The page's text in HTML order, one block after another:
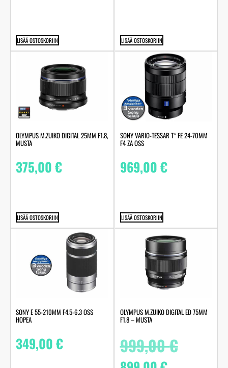
LISÄÄ OSTOSKORIIN LISÄÄ OSTOSKORIIN
OLYMPUS M.ZUIKO DIGITAL 25MM F1.8,
MUSTA
375,00€
LISÄÄ OSTOSKORIIN
SONY VARIO-TESSAR T* FE 24-70MM
F4 ZA OSS
969,00€
LISÄÄ OSTOSKORIIN
SONY E 55-210MM F4.5-6.3 OSS
HOPEA
349,00€
OLYMPUS M.ZUIKO DIGITAL ED 75MM
F1.8 – MUSTA
999,00€